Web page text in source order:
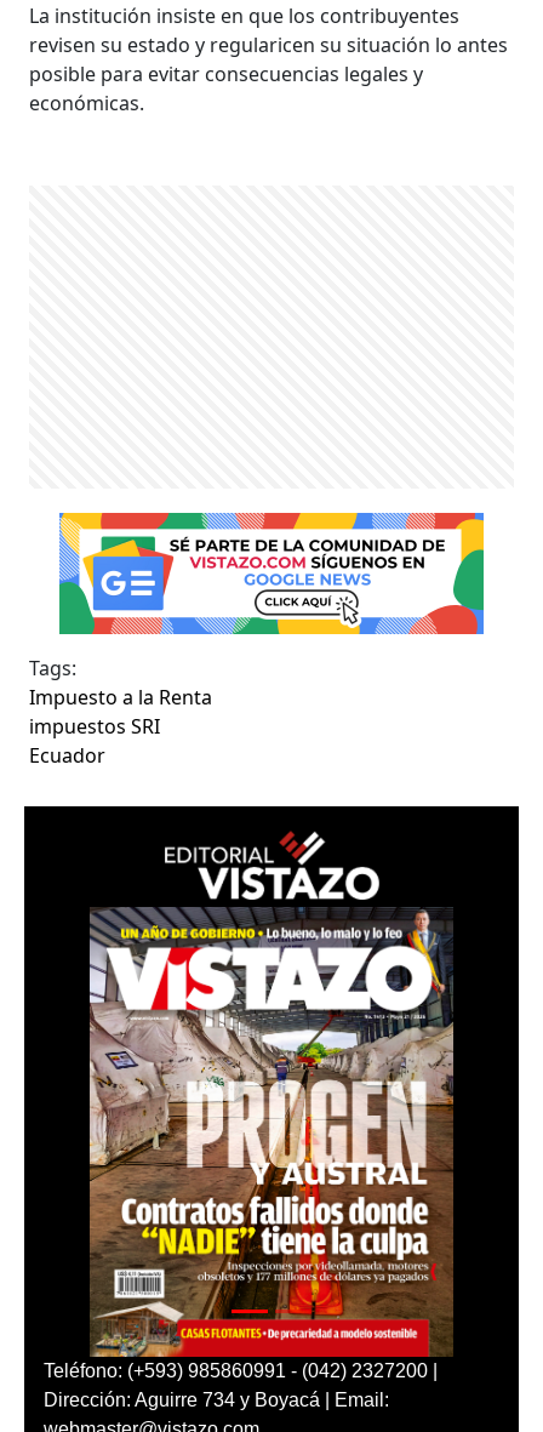
La institución insiste en que los contribuyentes
revisen su estado y regularicen su situación lo antes
posible para evitar consecuencias legales y
económicas.
Tags:
Impuesto a la Renta
impuestos SRI
Ecuador
Teléfono: (+593) 985860991 - (042) 2327200 |
Dirección: Aguirre 734 y Boyacá | Email: